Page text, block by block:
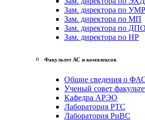
Зам. директора по УМР
Зам. директора по МП
Зам. директора по ДПО
Зам. директора по НР
Факультет АС и комплексов
Общие сведения о
Ученый совет
Кафедра АРЭО
Лаборатория РТС
Лаборатория РиВС